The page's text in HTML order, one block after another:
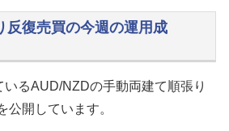
反復売買の今週の運用成
るAUD/NZDの手動両建て順張り
公開しています。